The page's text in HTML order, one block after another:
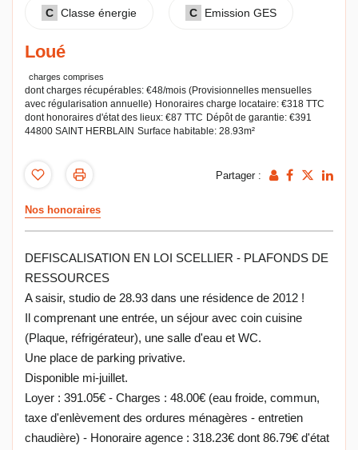
C Classe énergie C Emission GES
Loué
charges comprises
dont charges récupérables: €48/mois (Provisionnelles mensuelles
avec régularisation annuelle) Honoraires charge locataire: €318 TTC
dont honoraires d'état des lieux: €87 TTC Dépôt de garantie: €391
44800 SAINT HERBLAIN Surface habitable: 28.93m²
Partager :
Nos honoraires
DEFISCALISATION EN LOI SCELLIER - PLAFONDS DE
RESSOURCES
A saisir, studio de 28.93 dans une résidence de 2012 !
Il comprenant une entrée, un séjour avec coin cuisine
(Plaque, réfrigérateur), une salle d'eau et WC.
Une place de parking privative.
Disponible mi-juillet.
Loyer : 391.05€ - Charges : 48.00€ (eau froide, commun,
taxe d'enlèvement des ordures ménagères - entretien
chaudière) - Honoraire agence : 318.23€ dont 86.79€ d'état